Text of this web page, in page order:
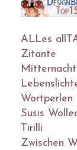
ALLes
Zitante
Wortperlen
Susis
Tirilli
Zwischen